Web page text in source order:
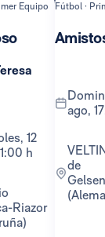
Equipo
h
Riazor
Fútbol ·
domingo, 16
ago,
VELTINS-Arena
de